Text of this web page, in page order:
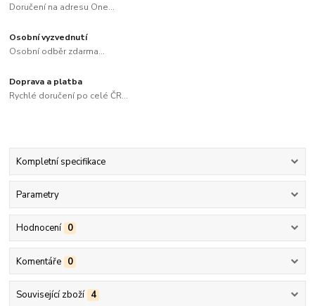
Doručení na adresu One...
Osobní vyzvednutí
Osobní odběr zdarma...
Doprava a platba
Rychlé doručení po celé ČR...
Kompletní specifikace
Parametry
Hodnocení 0
Komentáře 0
Související zboží 4